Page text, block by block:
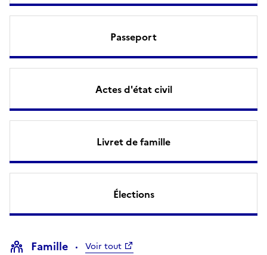
Passeport
Actes d'état civil
Livret de famille
Élections
Famille Voir tout